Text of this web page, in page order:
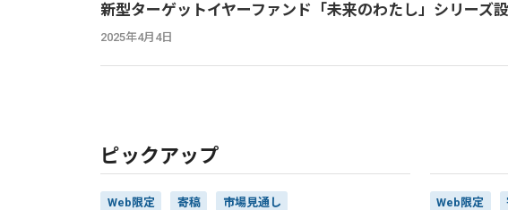
新型ターゲットイヤーファンド「未来のわたし」シリーズ
2025年4月4日
ピックアップ
Web限定 寄稿 市場見通し Web限定